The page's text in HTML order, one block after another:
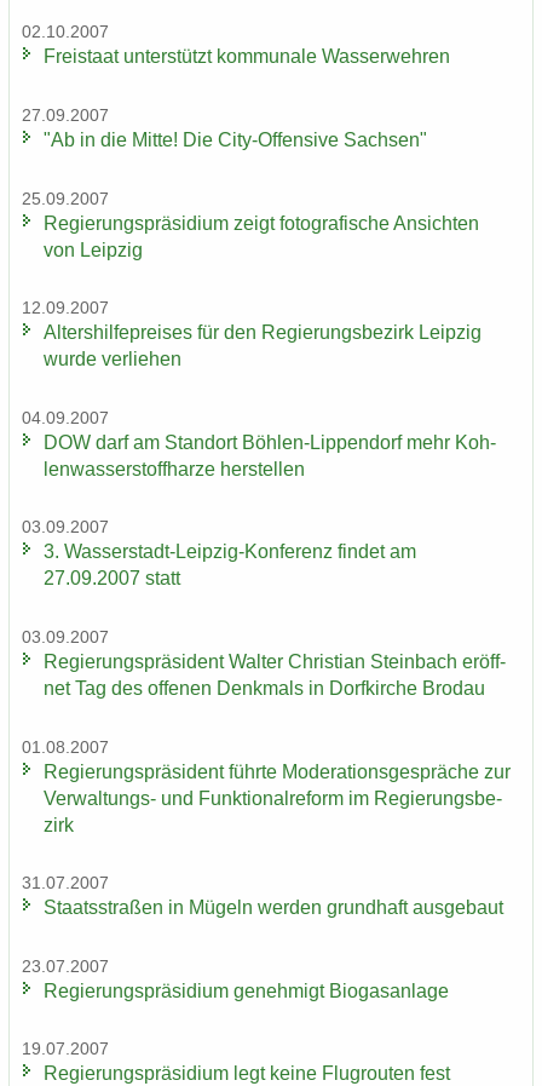
02.10.2007
Frei­staat un­ter­stützt kom­mu­na­le Was­ser­weh­ren
27.09.2007
"Ab in die Mitte! Die City-​Offensive Sach­sen"
25.09.2007
Re­gie­rungs­prä­si­di­um zeigt fo­to­gra­fi­sche An­sich­ten
von Leip­zig
12.09.2007
Al­ters­hil­fe­prei­ses für den Re­gie­rungs­be­zirk Leip­zig
wurde ver­lie­hen
04.09.2007
DOW darf am Stand­ort Böhlen-​Lippendorf mehr Koh­
len­was­ser­stoff­har­ze her­stel­len
03.09.2007
3. Wasserstadt-​Leipzig-Konferenz fin­det am
27.09.2007 statt
03.09.2007
Re­gie­rungs­prä­si­dent Wal­ter Chris­ti­an Stein­bach er­öff­
net Tag des of­fe­nen Denk­mals in Dorf­kir­che Bro­dau
01.08.2007
Re­gie­rungs­prä­si­dent führ­te Mo­de­ra­ti­ons­ge­sprä­che zur
Verwaltungs-​ und Funk­tio­nal­re­form im Re­gie­rungs­be­
zirk
31.07.2007
Staats­stra­ßen in Mü­geln wer­den grund­haft aus­ge­baut
23.07.2007
Re­gie­rungs­prä­si­di­um ge­neh­migt Bio­gas­an­la­ge
19.07.2007
Re­gie­rungs­prä­si­di­um legt keine Flug­rou­ten fest